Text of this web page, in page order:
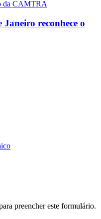
reconhece o
preencher este formulário.